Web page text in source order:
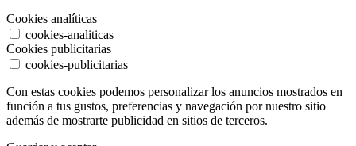
Cookies analíticas
cookies-analiticas
Cookies publicitarias
cookies-publicitarias
Con estas cookies podemos personalizar los anuncios mostrados en
función a tus gustos, preferencias y navegación por nuestro sitio
además de mostrarte publicidad en sitios de terceros.